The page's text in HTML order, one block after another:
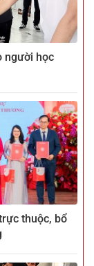
người học
thuộc, bổ